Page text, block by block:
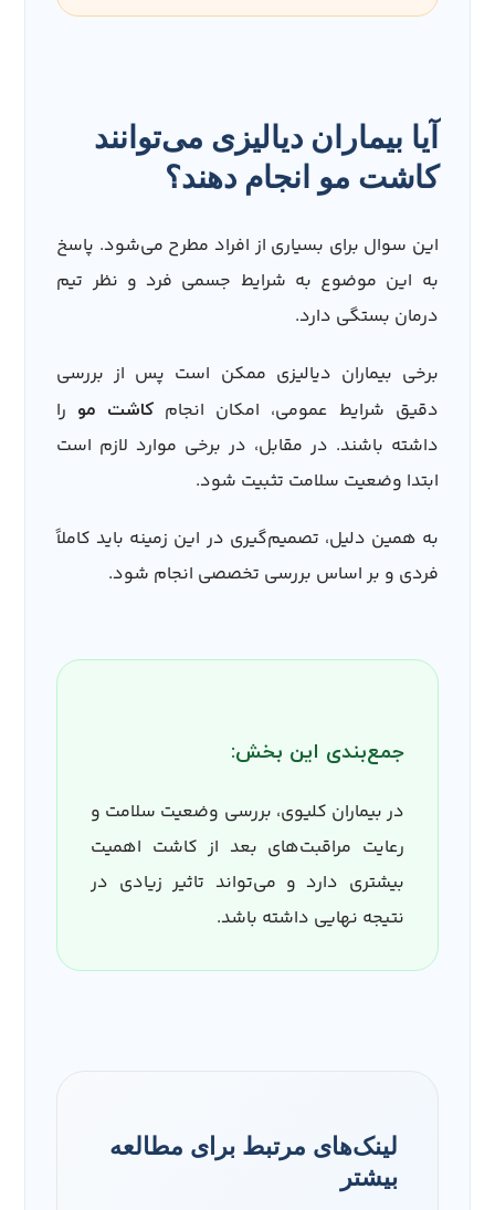
آیا بیماران دیالیزی می‌توانند
کاشت مو انجام دهند؟
این سوال برای بسیاری از افراد مطرح می‌شود. پاسخ
به این موضوع به شرایط جسمی فرد و نظر تیم
درمان بستگی دارد.
برخی بیماران دیالیزی ممکن است پس از بررسی
دقیق شرایط عمومی، امکان انجام کاشت مو را
داشته باشند. در مقابل، در برخی موارد لازم است
ابتدا وضعیت سلامت تثبیت شود.
به همین دلیل، تصمیم‌گیری در این زمینه باید کاملاً
فردی و بر اساس بررسی تخصصی انجام شود.
جمع‌بندی این بخش:
در بیماران کلیوی، بررسی وضعیت سلامت و
رعایت مراقبت‌های بعد از کاشت اهمیت
بیشتری دارد و می‌تواند تاثیر زیادی در
نتیجه نهایی داشته باشد.
لینک‌های مرتبط برای مطالعه
بیشتر